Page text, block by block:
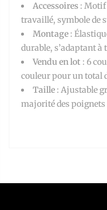
Accessoires : Motif
travaillé, symbole de
Montage :
durable, s’adaptant à
Vendu en lot : 6
couleur pour un total
Taille : Ajustable
majorité des poignets